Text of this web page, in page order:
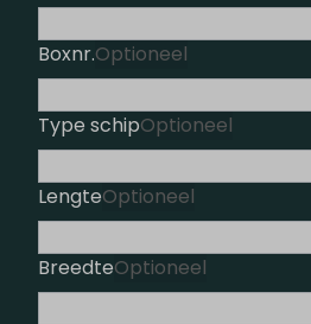
Boxnr.Optioneel
Type schipOptioneel
LengteOptioneel
BreedteOptioneel